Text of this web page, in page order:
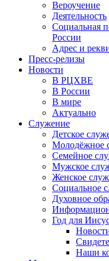
Вероучение
Деятельность
Социальная
России
Адрес и
Пресс-релизы
Новости
В РЦХВЕ
В России
В мире
Актуально
Служение
Детское
Молодёжное
Семейное
Мужское
Женское
Социальное
Духовное
Год для
Наши